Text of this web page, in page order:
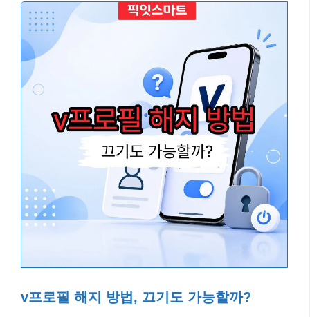
v프로필 해지 방법, 끄기도 가능할까?